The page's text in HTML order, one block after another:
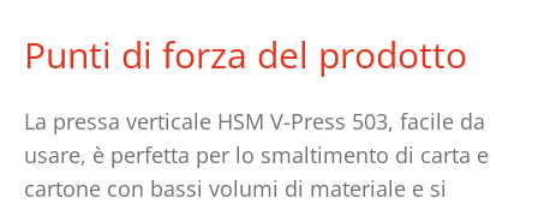
Punti di forza del prodotto
La pressa verticale HSM V-Press 503, facile da
usare, è perfetta per lo smaltimento di carta e
cartone con bassi volumi di materiale e si